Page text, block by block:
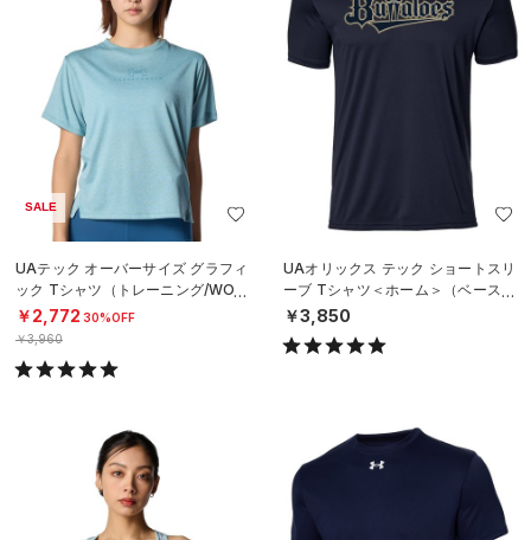
SALE
UAテック オーバーサイズ グラフィ
ック Tシャツ（トレーニング/WOM
EN）
￥2,772 30%OFF
￥3,960
UAオリックス テック ショートスリ
ーブ Tシャツ＜ホーム＞（ベースボ
ール/UNISEX）
￥3,850